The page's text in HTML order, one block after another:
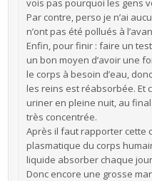
Par contre, perso je n’ai
n’ont pas été pollués à
Enfin, pour finir : faire un
un bon moyen d’avoir une
le corps à besoin d’eau,
les reins est réabsorbée. Et
uriner en pleine nuit, au
très concentrée.
Après il faut rapporter cette
plasmatique du corps
liquide absorber chaque jour
Donc encore une grosse